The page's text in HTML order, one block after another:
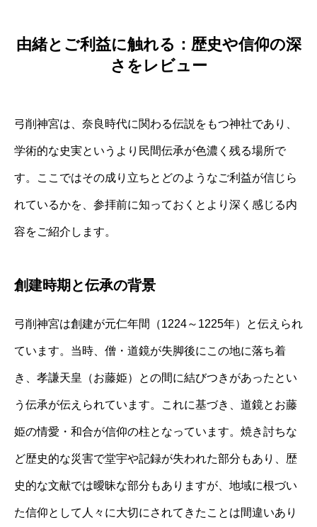
由緒とご利益に触れる：歴史や信仰の深
さをレビュー
弓削神宮は、奈良時代に関わる伝説をもつ神社であり、
学術的な史実というより民間伝承が色濃く残る場所で
す。ここではその成り立ちとどのようなご利益が信じら
れているかを、参拝前に知っておくとより深く感じる内
容をご紹介します。
創建時期と伝承の背景
弓削神宮は創建が元仁年間（1224～1225年）と伝えられ
ています。当時、僧・道鏡が失脚後にこの地に落ち着
き、孝謙天皇（お藤姫）との間に結びつきがあったとい
う伝承が伝えられています。これに基づき、道鏡とお藤
姫の情愛・和合が信仰の柱となっています。焼き討ちな
ど歴史的な災害で堂宇や記録が失われた部分もあり、歴
史的な文献では曖昧な部分もありますが、地域に根づい
た信仰として人々に大切にされてきたことは間違いあり